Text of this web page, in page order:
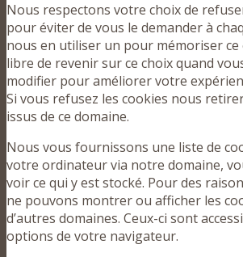
Nous respectons votre choix de
pour éviter de vous le demander à
nous en utiliser un pour mémoriser ce
libre de revenir sur ce choix quand
modifier pour améliorer votre
Si vous refusez les cookies nous
issus de ce domaine.
Nous vous fournissons une liste de
votre ordinateur via notre domaine,
voir ce qui y est stocké. Pour des
ne pouvons montrer ou afficher les
d’autres domaines. Ceux-ci sont
options de votre navigateur.